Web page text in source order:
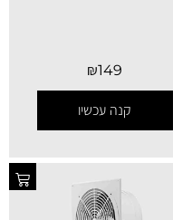
₪149
קנה עכשיו